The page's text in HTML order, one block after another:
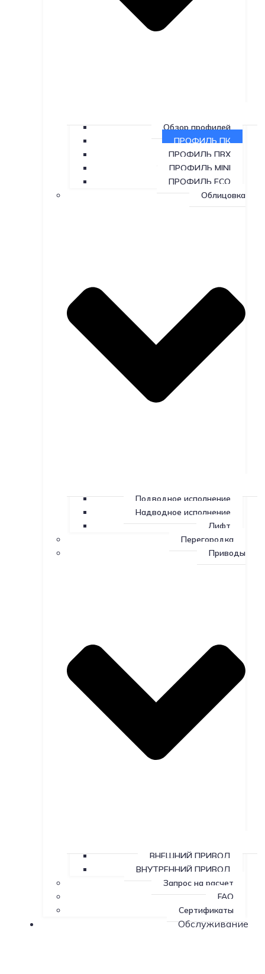
Обзор профилей
ПРОФИЛЬ ПК
ПРОФИЛЬ ПВХ
ПРОФИЛЬ MINI
ПРОФИЛЬ ECO
Облицовка
Подводное исполнение
Надводное исполнение
Лифт
Перегородка
Приводы
ВНЕШНИЙ ПРИВОД
ВНУТРЕННИЙ ПРИВОД
Запрос на расчет
FAQ
Сертификаты
Обслуживание